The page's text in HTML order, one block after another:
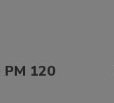
120